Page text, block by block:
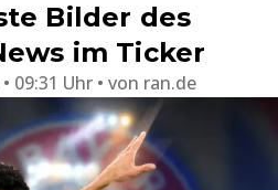
Bilder des
im Ticker
09:31 Uhr von ran.de